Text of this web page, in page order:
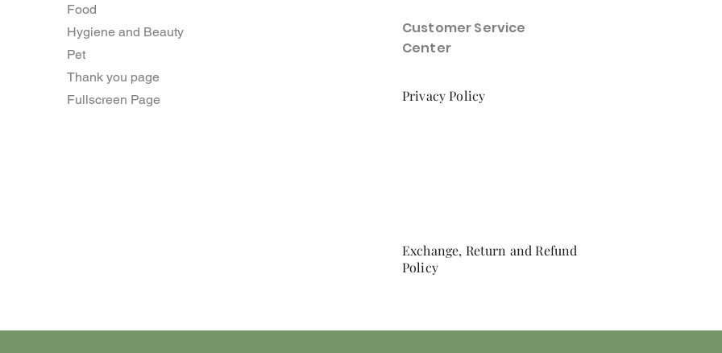
Food
Hygiene and Beauty
Pet
Thank you page
Fullscreen Page
Customer Service
Center
Privacy Policy
Exchange, Return and Refund
Policy